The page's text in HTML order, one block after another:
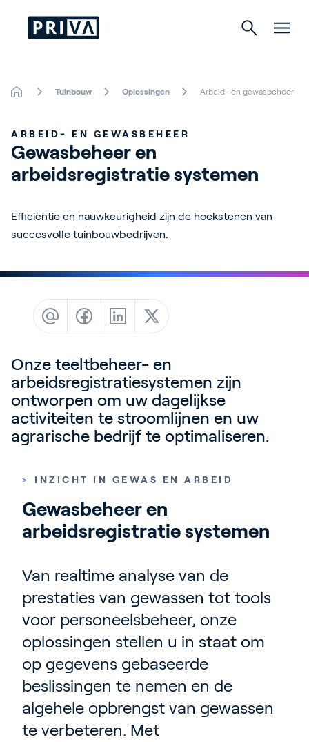
Gebouwen
Indoor Growing
Over Priva
Contact
Customer Stories
Service and Support
Partners
Inloggen
Nederlands
Tuinbouw Oplossingen Arbeid- en gewasbeheer
ARBEID- EN GEWASBEHEER
Gewasbeheer en
arbeidsregistratie systemen
Efficiëntie en nauwkeurigheid zijn de hoekstenen van
succesvolle tuinbouwbedrijven.
Onze teeltbeheer- en
arbeidsregistratiesystemen zijn
ontworpen om uw dagelijkse
activiteiten te stroomlijnen en uw
agrarische bedrijf te optimaliseren.
> INZICHT IN GEWAS EN ARBEID
Gewasbeheer en
arbeidsregistratie systemen
Van realtime analyse van de
prestaties van gewassen tot tools
voor personeelsbeheer, onze
oplossingen stellen u in staat om
op gegevens gebaseerde
beslissingen te nemen en de
algehele opbrengst van gewassen
te verbeteren. Met